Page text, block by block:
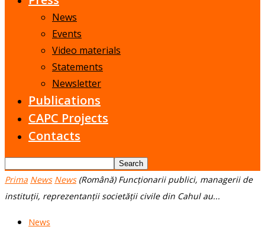
News
Events
Video materials
Statements
Newsletter
Publications
CAPC Projects
Contacts
Prima News News (Română) Funcționarii publici, managerii de
instituții, reprezentanții societății civile din Cahul au...
News